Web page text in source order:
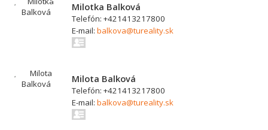
Milotka Balková
Telefón: +421413217800
E-mail: balkova@tureality.sk
Milota Balková
Telefón: +421413217800
E-mail: balkova@tureality.sk